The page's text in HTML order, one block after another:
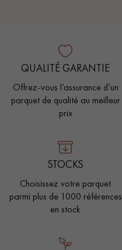
QUALITÉ GARANTIE
Offrez-vous l’assurance d’un
parquet de qualité au meilleur
prix
STOCKS
Choisissez votre parquet
parmi plus de 1000 références
en stock